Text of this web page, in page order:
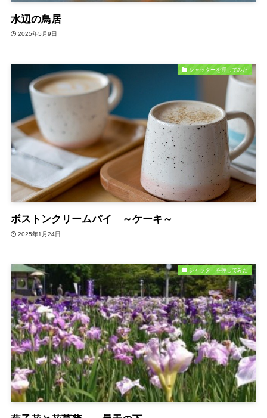
水辺の鳥居
2025年5月9日
シャッターを押してみた
ボストンクリームパイ ～ケーキ～
2025年1月24日
シャッターを押してみた